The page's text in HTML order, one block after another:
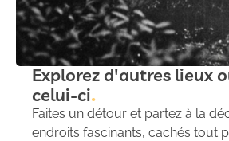
Explorez d'autres lieux
celui-ci
Faites un détour et partez à la
endroits fascinants, cachés tout